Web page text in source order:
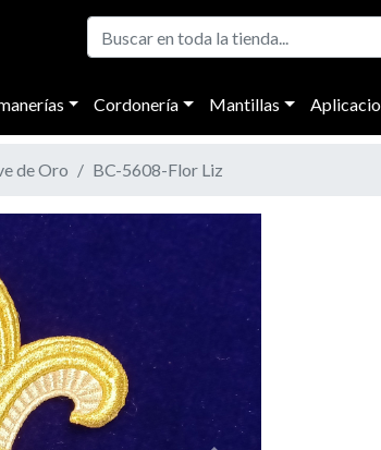
Cordonería Mantillas
de Oro BC-5608-Flor Liz